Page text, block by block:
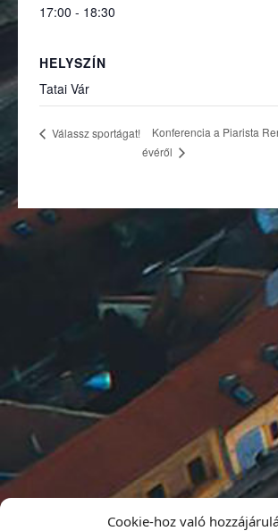
Cookie-hoz való
17:00 - 18:30
HELYSZÍN
Tatai Vár
Válassz sportágat!
Konferencia a Piarista
évéről